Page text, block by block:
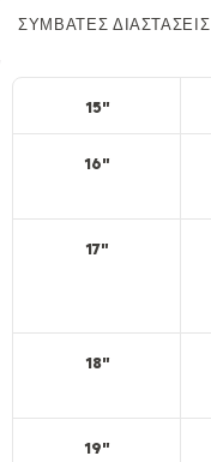
ΣΥΜΒΑΤΈΣ ΔΙΑΣΤΆΣΕΙΣ
15"
16"
17"
18"
19"